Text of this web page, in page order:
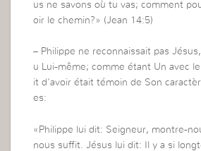
us ne savons où tu vas; comment
oir le chemin?» (Jean 14:5)
– Philippe ne reconnaissait pas
u Lui-même; comme étant Un avec
it d’avoir était témoin de Son
es:
«Philippe lui dit: Seigneur, montre-
nous suffit. Jésus lui dit: Il y a si